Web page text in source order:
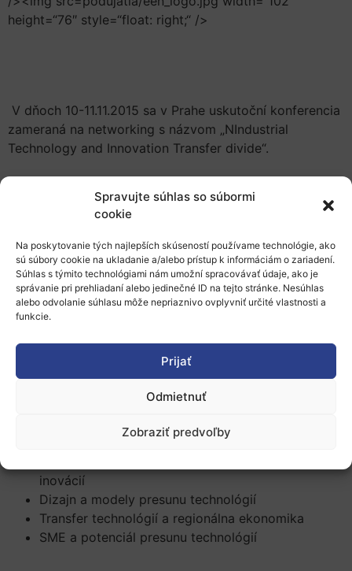
Spravujte súhlas so súbormi
cookie
Na poskytovanie tých najlepších skúseností používame technológie, ako
sú súbory cookie na ukladanie a/alebo prístup k informáciám o zariadení.
Súhlas s týmito technológiami nám umožní spracovávať údaje, ako je
správanie pri prehliadaní alebo jedinečné ID na tejto stránke. Nesúhlas
alebo odvolanie súhlasu môže nepriaznivo ovplyvniť určité vlastnosti a
funkcie.
Prijať
Odmietnuť
Zobraziť predvoľby
height=“76″ style=“float: right;“ />
V dňoch 10-11.11.2015 sa v Prahe uskutoční konferencia
zameraná na networking s názvom „NIndustrial
Technology and Innovation Transfer divide“.
Cieľom tohto podujatia je preskúmať možnosti riešenia
technológií. Konferencia sa zameriava na správcov,
manažérov výskumníkov zo všetkých dotknutých
oblastí, čím prináša ucelenú platformu pre výmenu
myšlienok.
Podujatie pozostáva z rôznych tematických sekcií,
napríklad:
Rámec politík technológie a inovácií
inovácií
Dizajn a modely presunu technológií
Transfer technológií a regionálna ekonomika
SME a potenciál presunu technológií